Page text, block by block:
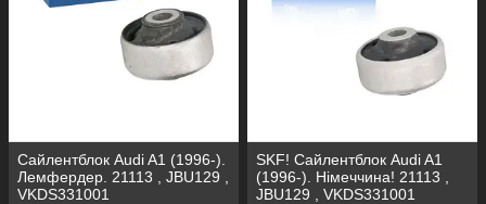
Сайлентблок Audi A1 (1996-).
Лемфердер. 21113 , JBU129 ,
VKDS331001
SKF! Сайлентблок Audi A1
(1996-). Німеччина! 21113 ,
JBU129 , VKDS331001